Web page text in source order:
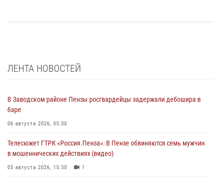
ЛЕНТА НОВОСТЕЙ
В Заводском районе Пензы росгвардейцы задержали дебошира в
баре
06 августа 2026, 05:00
Телесюжет ГТРК «Россия.Пенза»: В Пензе обвиняются семь мужчин
в мошеннических действиях (видео)
05 августа 2026, 15:50 1